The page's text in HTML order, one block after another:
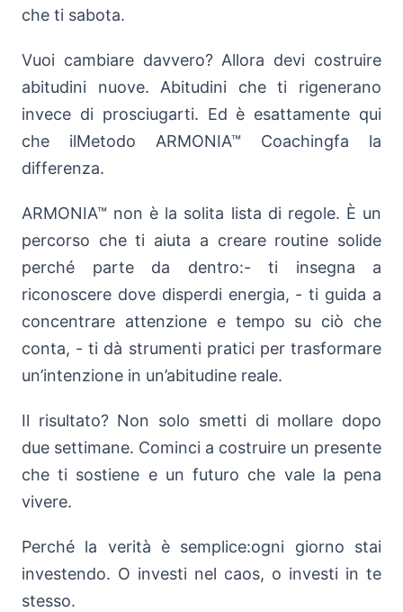
che ti sabota.
Vuoi cambiare davvero? Allora devi costruire
abitudini nuove. Abitudini che ti rigenerano
invece di prosciugarti. Ed è esattamente qui
che ilMetodo ARMONIA™ Coachingfa la
differenza.
ARMONIA™ non è la solita lista di regole. È un
percorso che ti aiuta a creare routine solide
perché parte da dentro:- ti insegna a
riconoscere dove disperdi energia, - ti guida a
concentrare attenzione e tempo su ciò che
conta, - ti dà strumenti pratici per trasformare
un’intenzione in un’abitudine reale.
Il risultato? Non solo smetti di mollare dopo
due settimane. Cominci a costruire un presente
che ti sostiene e un futuro che vale la pena
vivere.
Perché la verità è semplice:ogni giorno stai
investendo. O investi nel caos, o investi in te
stesso.